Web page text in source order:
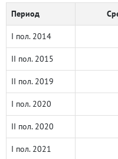
Период
I пол. 2014
II пол. 2015
II пол. 2019
I пол. 2020
II пол. 2020
I пол. 2021